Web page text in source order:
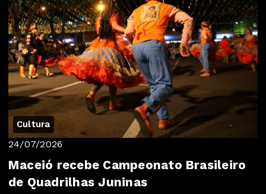
Cultura
24/07/2026
Maceió recebe Campeonato Brasileiro
de Quadrilhas Juninas